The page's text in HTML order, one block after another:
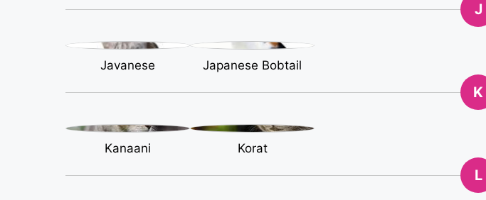
J
Javanese Japanese Bobtail
K
Kanaani Korat
L